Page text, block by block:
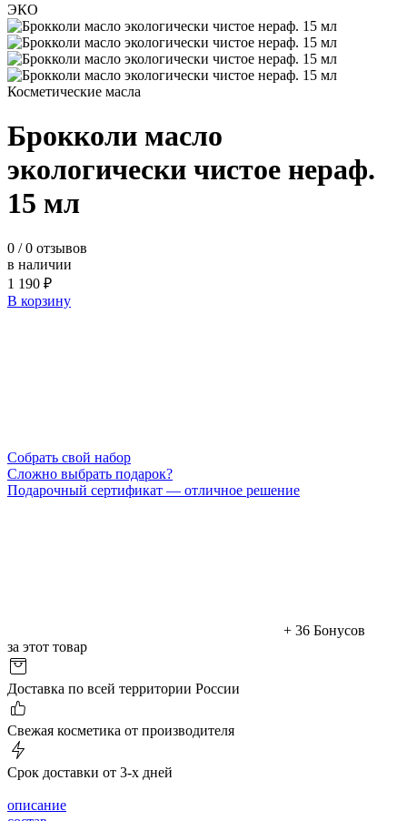
ЭКО
Косметические масла
Брокколи масло
экологически чистое нераф.
15 мл
0 / 0 отзывов
в наличии
1 190 ₽
В корзину
Cобрать свой набор
Сложно выбрать подарок?
Подарочный сертификат — отличное решение
+ 36 Бонусов
за этот товар
Доставка по всей территории России
Cвежая косметика от производителя
Срок доставки от 3-х дней
описание